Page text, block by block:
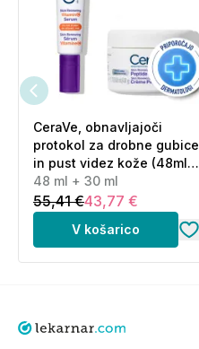
CeraVe, obnavljajoči
protokol za drobne gubice
in pust videz kože (48ml
+ 30 ml)
48 ml + 30 ml
55,41 €43,77 €
V košarico